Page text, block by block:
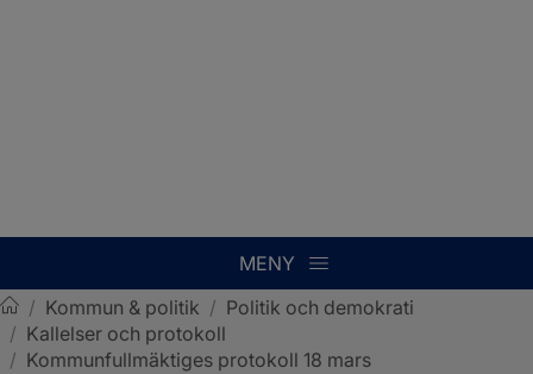
MENY
Sotenäs kommun
/ Kommun & politik / Politik och demokrati
/ Kallelser och protokoll
/ Kommunfullmäktiges protokoll 18 mars